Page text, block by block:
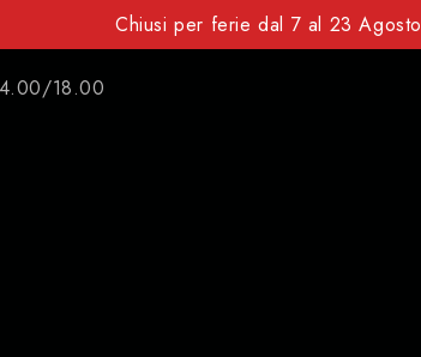
Chiusi per ferie dal 7 al 23 Agosto
18.00